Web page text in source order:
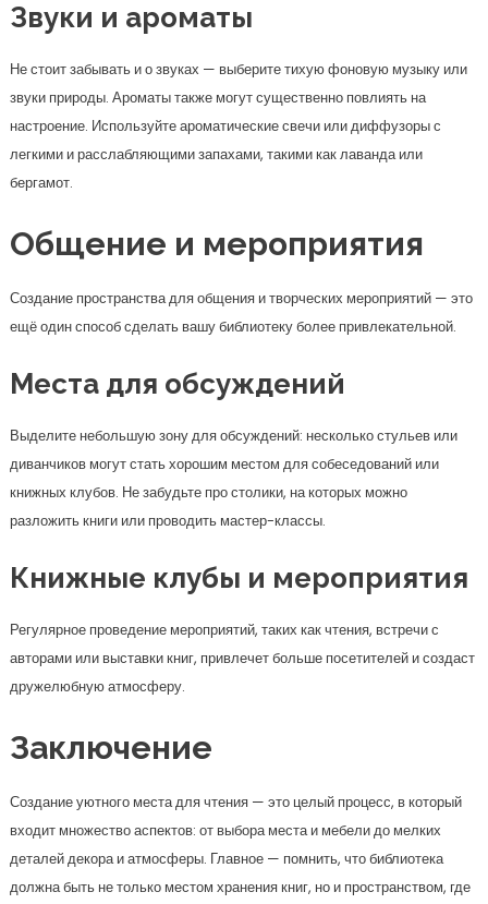
Звуки и ароматы
Не стоит забывать и о звуках — выберите тихую фоновую музыку или
звуки природы. Ароматы также могут существенно повлиять на
настроение. Используйте ароматические свечи или диффузоры с
легкими и расслабляющими запахами, такими как лаванда или
бергамот.
Общение и мероприятия
Создание пространства для общения и творческих мероприятий — это
ещё один способ сделать вашу библиотеку более привлекательной.
Места для обсуждений
Выделите небольшую зону для обсуждений: несколько стульев или
диванчиков могут стать хорошим местом для собеседований или
книжных клубов. Не забудьте про столики, на которых можно
разложить книги или проводить мастер-классы.
Книжные клубы и мероприятия
Регулярное проведение мероприятий, таких как чтения, встречи с
авторами или выставки книг, привлечет больше посетителей и создаст
дружелюбную атмосферу.
Заключение
Создание уютного места для чтения — это целый процесс, в который
входит множество аспектов: от выбора места и мебели до мелких
деталей декора и атмосферы. Главное — помнить, что библиотека
должна быть не только местом хранения книг, но и пространством, где